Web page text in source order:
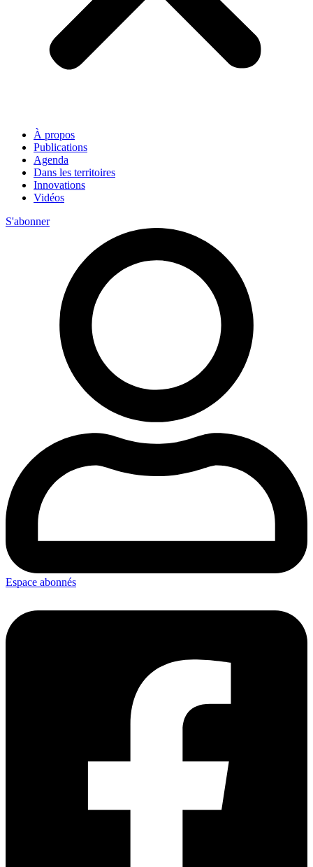
À propos
Publications
Agenda
Dans les territoires
Innovations
Vidéos
S'abonner
Espace abonnés